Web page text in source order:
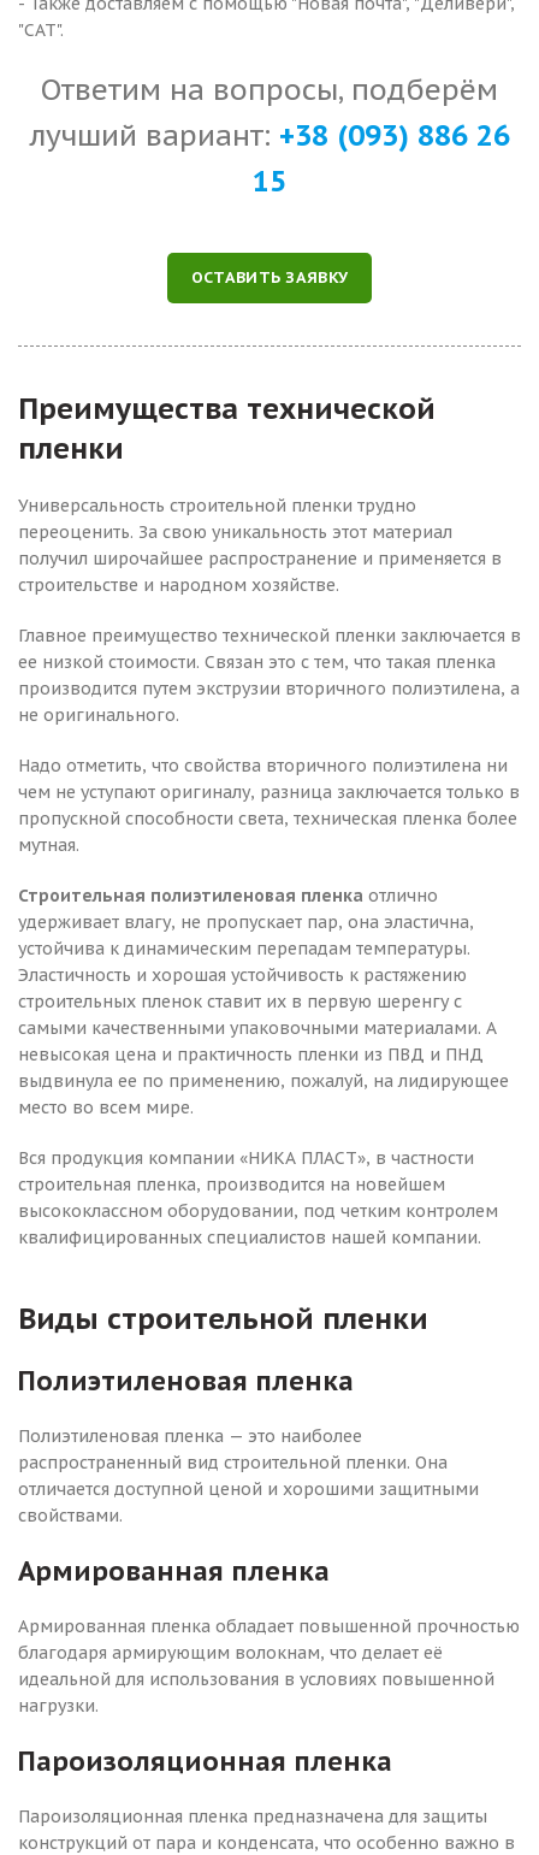
"САТ".
Ответим на вопросы, подберём
лучший вариант: +38 (093) 886 26
15
ОСТАВИТЬ ЗАЯВКУ
Преимущества технической
пленки
Универсальность строительной пленки трудно
переоценить. За свою уникальность этот материал
получил широчайшее распространение и применяется в
строительстве и народном хозяйстве.
Главное преимущество технической пленки заключается в
ее низкой стоимости. Связан это с тем, что такая пленка
производится путем экструзии вторичного полиэтилена, а
не оригинального.
Надо отметить, что свойства вторичного полиэтилена ни
чем не уступают оригиналу, разница заключается только в
пропускной способности света, техническая пленка более
мутная.
Строительная полиэтиленовая пленка отлично
удерживает влагу, не пропускает пар, она эластична,
устойчива к динамическим перепадам температуры.
Эластичность и хорошая устойчивость к растяжению
строительных пленок ставит их в первую шеренгу с
самыми качественными упаковочными материалами. А
невысокая цена и практичность пленки из ПВД и ПНД
выдвинула ее по применению, пожалуй, на лидирующее
место во всем мире.
Вся продукция компании «НИКА ПЛАСТ», в частности
строительная пленка, производится на новейшем
высококлассном оборудовании, под четким контролем
квалифицированных специалистов нашей компании.
Виды строительной пленки
Полиэтиленовая пленка
Полиэтиленовая пленка — это наиболее
распространенный вид строительной пленки. Она
отличается доступной ценой и хорошими защитными
свойствами.
Армированная пленка
Армированная пленка обладает повышенной прочностью
благодаря армирующим волокнам, что делает её
идеальной для использования в условиях повышенной
нагрузки.
Пароизоляционная пленка
Пароизоляционная пленка предназначена для защиты
конструкций от пара и конденсата, что особенно важно в